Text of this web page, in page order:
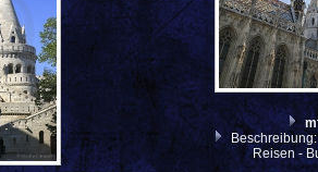
Reisen -